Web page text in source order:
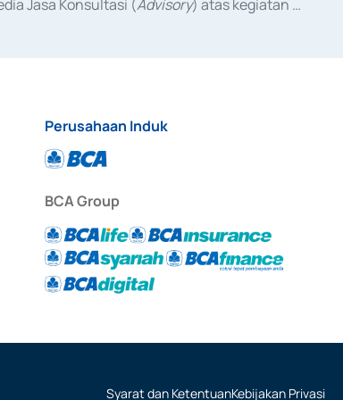
Jasa Konsultasi (Advisory) atas kegiatan
Perusahaan Induk
BCA Group
Syarat dan KetentuanKebijakan Privasi